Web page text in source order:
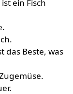
ein Fisch
das Beste, was